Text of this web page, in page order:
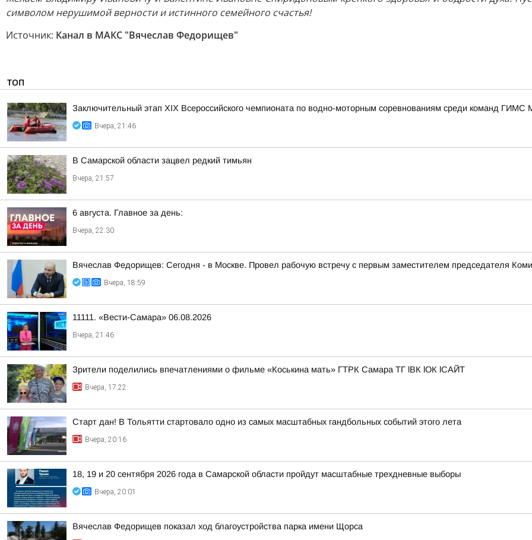
символом нерушимой верности и истинного семейного счастья!
Источник: Канал в МАКС "Вячеслав Федорищев"
ТОП
Заключительный этап XIХ Всероссийского чемпионата по водно-моторным соревнованиям среди команд ГИМС
Вчера, 21:46
В Самарской области зацвел редкий тимьян
Вчера, 21:57
6 августа. Главное за день:
Вчера, 22:30
Вячеслав Федорищев: Сегодня - в Москве. Провел рабочую встречу с первым заместителем председателя
Вчера, 18:59
11111. «Вести-Самара» 06.08.2026
Вчера, 21:46
Зрители поделились впечатлениями о фильме «Коськина мать» ГТРК Самара ТГ lВК lОК lСАЙТ
Вчера, 17:22
Старт дан! В Тольятти стартовало одно из самых масштабных гандбольных событий этого лета
Вчера, 20:16
18, 19 и 20 сентября 2026 года в Самарской области пройдут масштабные трехдневные выборы
Вчера, 20:01
Вячеслав Федорищев показал ход благоустройства парка имени Щорса